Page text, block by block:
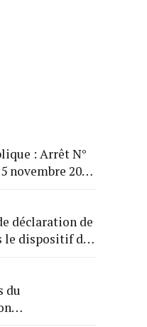
: Arrêt N°
novembre 2021
déclaration de
le dispositif de
du
Faso
du